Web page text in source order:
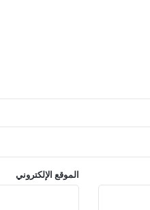
الموقع الإلكتروني